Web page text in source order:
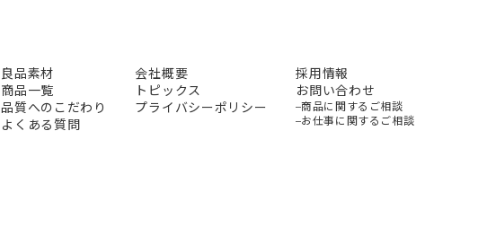
良品素材
商品一覧
品質へのこだわり
よくある質問
会社概要
トピックス
プライバシーポリシー
採用情報
お問い合わせ
商品に関するご相談
お仕事に関するご相談